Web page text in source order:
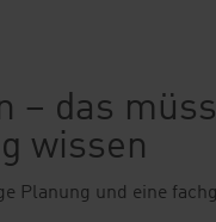
– das
wissen
Planung und eine